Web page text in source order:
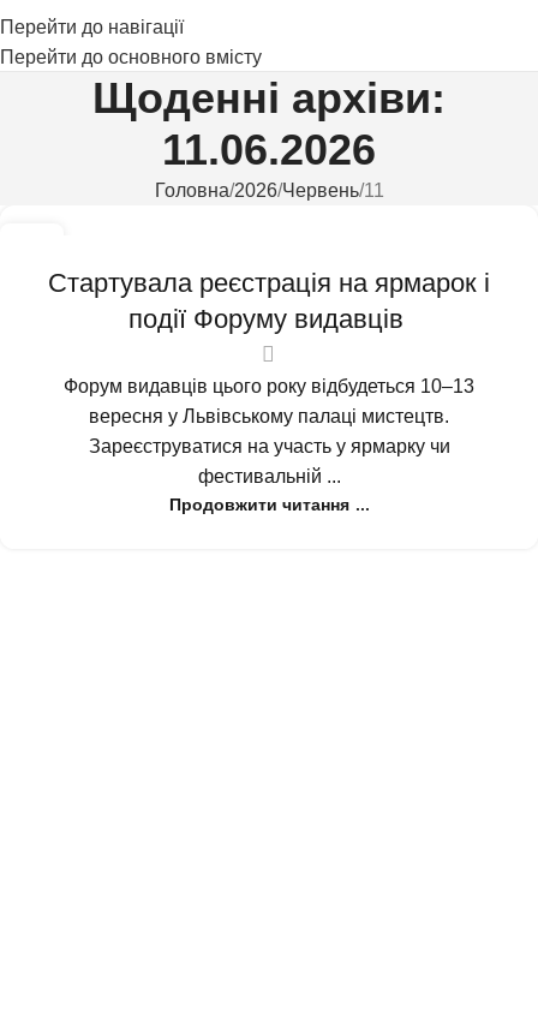
Перейти до навігації
Перейти до основного вмісту
Щоденні архіви:
11.06.2026
Головна 2026 Червень 11
Стартувала реєстрація на ярмарок і
події Форуму видавців
Форум видавців цього року відбудеться 10–13
вересня у Львівському палаці мистецтв.
Зареєструватися на участь у ярмарку чи
фестивальній ...
Продовжити читання